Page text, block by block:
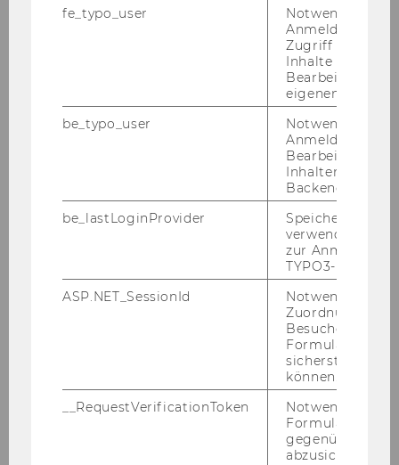
Peer­group | D3.0.218 | 14:00 - 18:00
19. Dezember 2024
Studieren mit chronischer Krankheit
fe_typo_user
Notwendig für
Anmeldung und
Zugriff auf
Inhalte oder zur
Bearbeitung des
eigenen Profils.
be_typo_user
Notwendig für
Anmeldung und
Bearbeitung von
Inhalten im
Backend.
be_lastLoginProvider
Speichert die
verwendete
zur Anmeldung
TYPO3-Backend.
ASP.NET_SessionId
Notwendig, um
Zuordnung von
Besucher zu
sicherstellen zu
können.
__RequestVerificationToken
Notwendig, um
gegenüber
abzusichern.